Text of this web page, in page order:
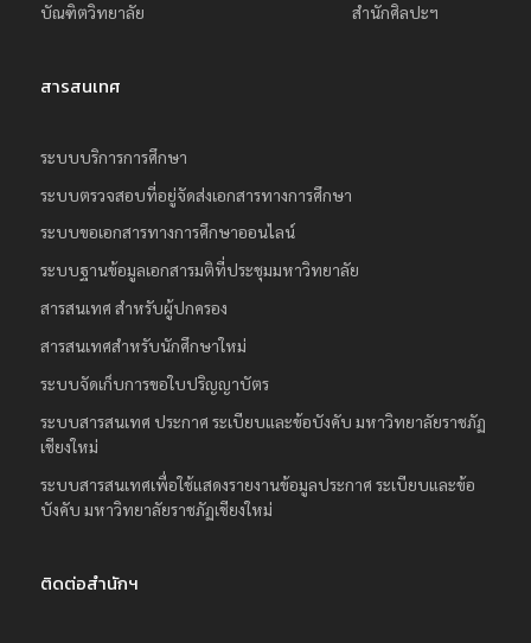
บัณฑิตวิทยาลัย
สำนักศิลปะฯ
สารสนเทศ
ระบบบริการการศึกษา
ระบบตรวจสอบที่อยู่จัดส่งเอกสารทางการศึกษา
ระบบขอเอกสารทางการศึกษาออนไลน์
ระบบฐานข้อมูลเอกสารมติที่ประชุมมหาวิทยาลัย
สารสนเทศ สำหรับผู้ปกครอง
สารสนเทศสำหรับนักศึกษาใหม่
ระบบจัดเก็บการขอใบปริญญาบัตร
ระบบสารสนเทศ ประกาศ ระเบียบและข้อบังคับ มหาวิทยาลัยราชภัฏ
เชียงใหม่
ระบบสารสนเทศเพื่อใช้แสดงรายงานข้อมูลประกาศ ระเบียบและข้อ
บังคับ มหาวิทยาลัยราชภัฏเชียงใหม่
ติดต่อสำนักฯ